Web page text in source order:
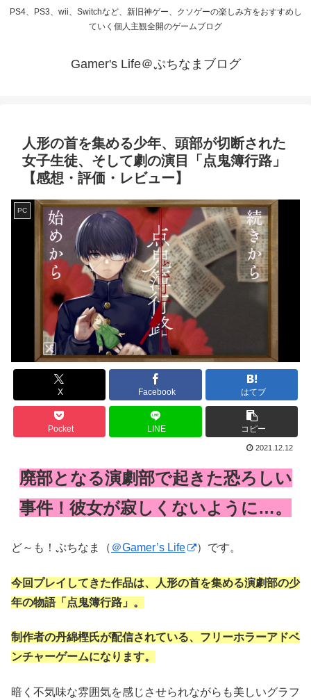
PS4、PS3、wii、Switchなど、新旧神ゲー、クソゲーの楽しみ方をおすすめし
ていく個人主観全開のゲームブログ
Gamer's Life＠ぷちなまブログ
人形の首を集める少年、頭部が切断された
女子生徒、そして劇の演目「点鬼簿行路」
【感想・評価・レビュー】
PC
X Facebook はてブ
Pocket LINE コピー
2021.12.12
廃部となる演劇部で起きた恐ろしい
事件！彼女が寂しくないように…。
ど～も！ぷちなま（ ＠Gamer’s Life ）です。
今回プレイしてきた作品は、人形の首を集める演劇部の少
年の物語「点鬼簿行路」。
制作者の丹綿樫氏が配信されている、フリーホラーアドベ
ンチャーゲームになります。
暗く不気味な雰囲気を感じさせられながらも美しいグラフ